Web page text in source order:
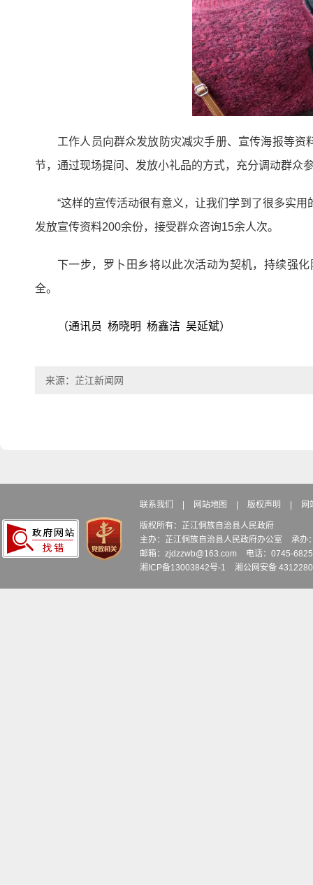
工作人员向群众发放防灾减灾手册、宣传海报等
节，通过现场提问、发放小礼品的方式，充分调动群众
“这样的宣传活动很有意义，让我们学到了很多实
发放宣传资料200余份，接受群众咨询15余人次。
下一步，罗卜田乡将以此次活动为契机，持续强
全。
（通讯员 杨晓明 杨鑫洁 吴延斌）
来源：芷江新闻网
联系我们 网站地图 版权声明 网
版权所有：芷江侗族自治县人民政府
主办：芷江侗族自治县人民政府办公室
承办
邮箱：zjdzzwb@163.com
电话：0745-
湘ICP备13003842号-1
湘公网安备